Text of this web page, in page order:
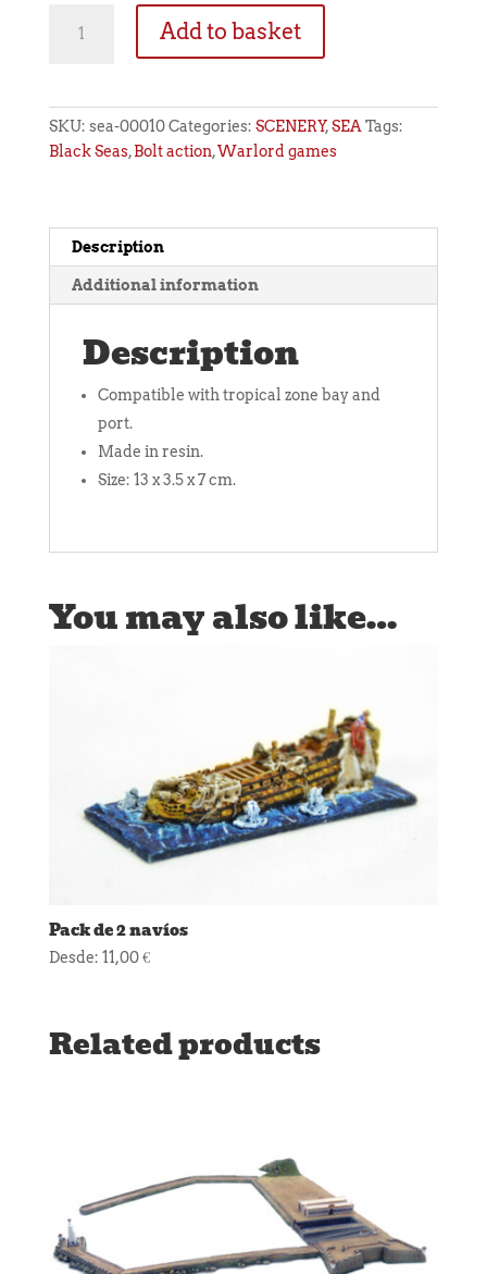
Castle
Add to basket
SKU: sea-00010 Categories: SCENERY,SEA Tags:
Black Seas,Bolt action,Warlord games
Description
Additional information
Description
Compatible with tropical zone bay and
port.
Made in resin.
Size: 13 x 3.5 x 7 cm.
You may also like…
Pack de 2 navíos
Desde: 11,00€
Related products